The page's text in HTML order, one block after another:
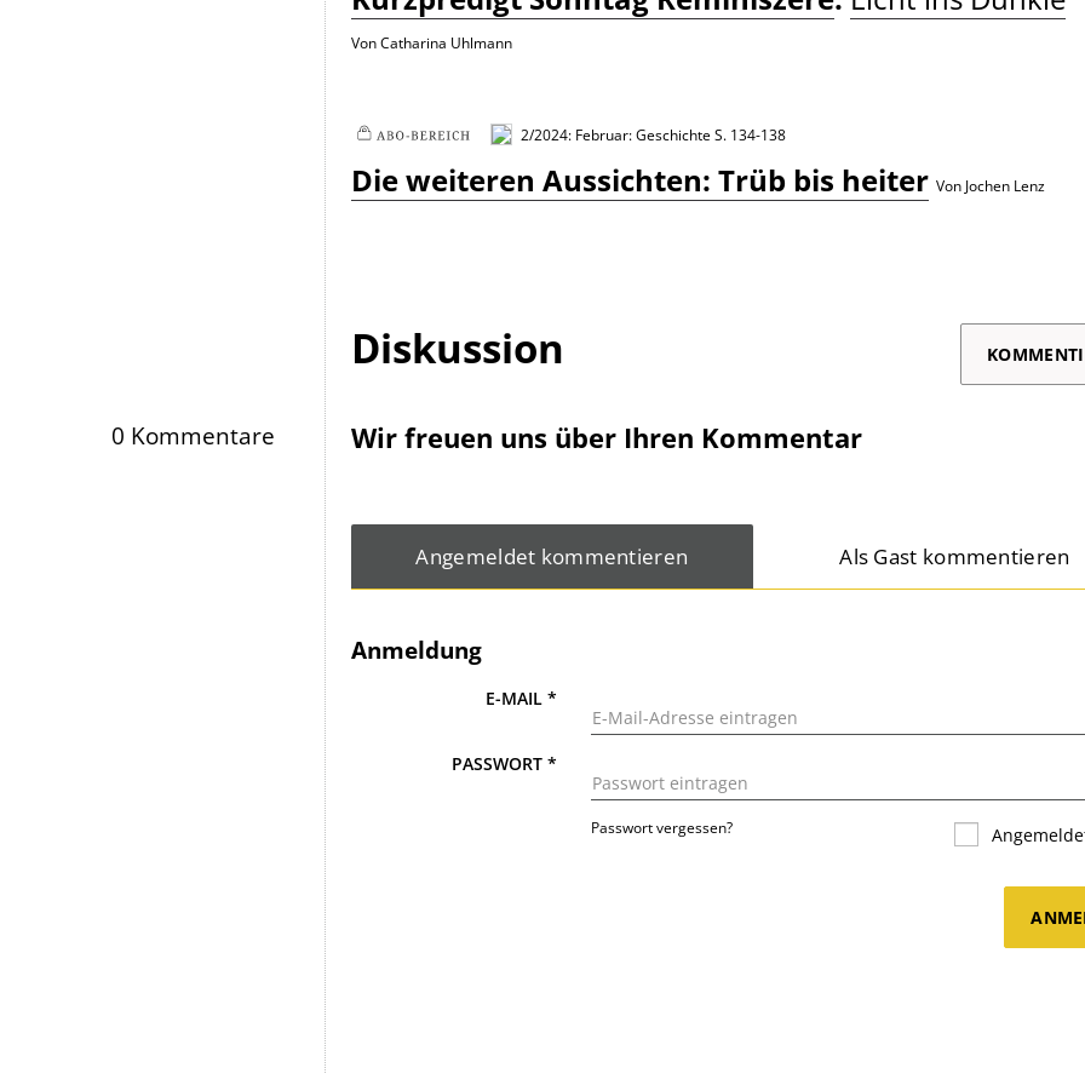
Von Catharina Uhlmann
2/2024: Februar: Geschichte S. 134-138
Die weiteren Aussichten: Trüb bis heiter Von Jochen Lenz
Diskussion
0 Kommentare Wir freuen uns über Ihren Kommentar
Angemeldet kommentieren Als Gast kommentieren
Anmeldung
E-MAIL*
PASSWORT*
Passwort vergessen?